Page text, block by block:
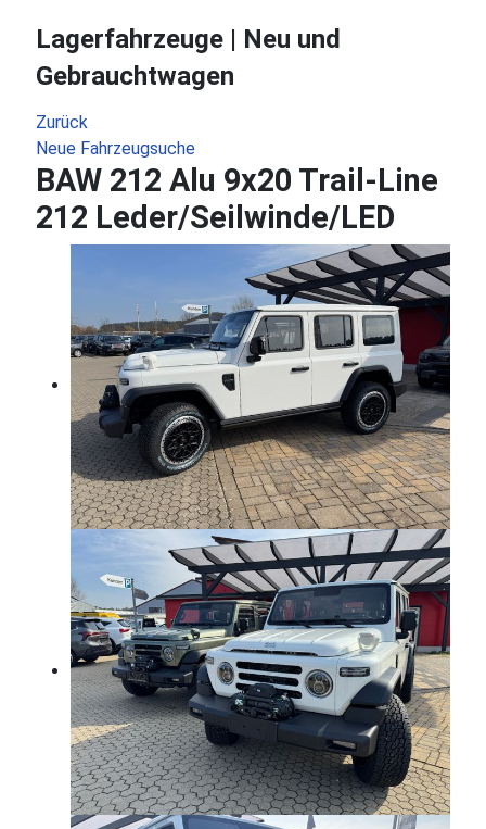
Lagerfahrzeuge | Neu und
Gebrauchtwagen
Zurück
Neue Fahrzeugsuche
BAW 212 Alu 9x20 Trail-Line
212 Leder/Seilwinde/LED